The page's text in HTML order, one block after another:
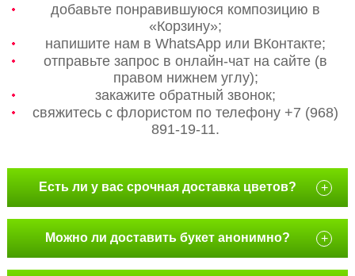
добавьте понравившуюся композицию в
«Корзину»;
напишите нам в WhatsApp или ВКонтакте;
отправьте запрос в онлайн-чат на сайте (в
правом нижнем углу);
закажите обратный звонок;
свяжитесь с флористом по телефону +7 (968)
891-19-11.
Есть ли у вас срочная доставка цветов? +
Можно ли доставить букет анонимно? +